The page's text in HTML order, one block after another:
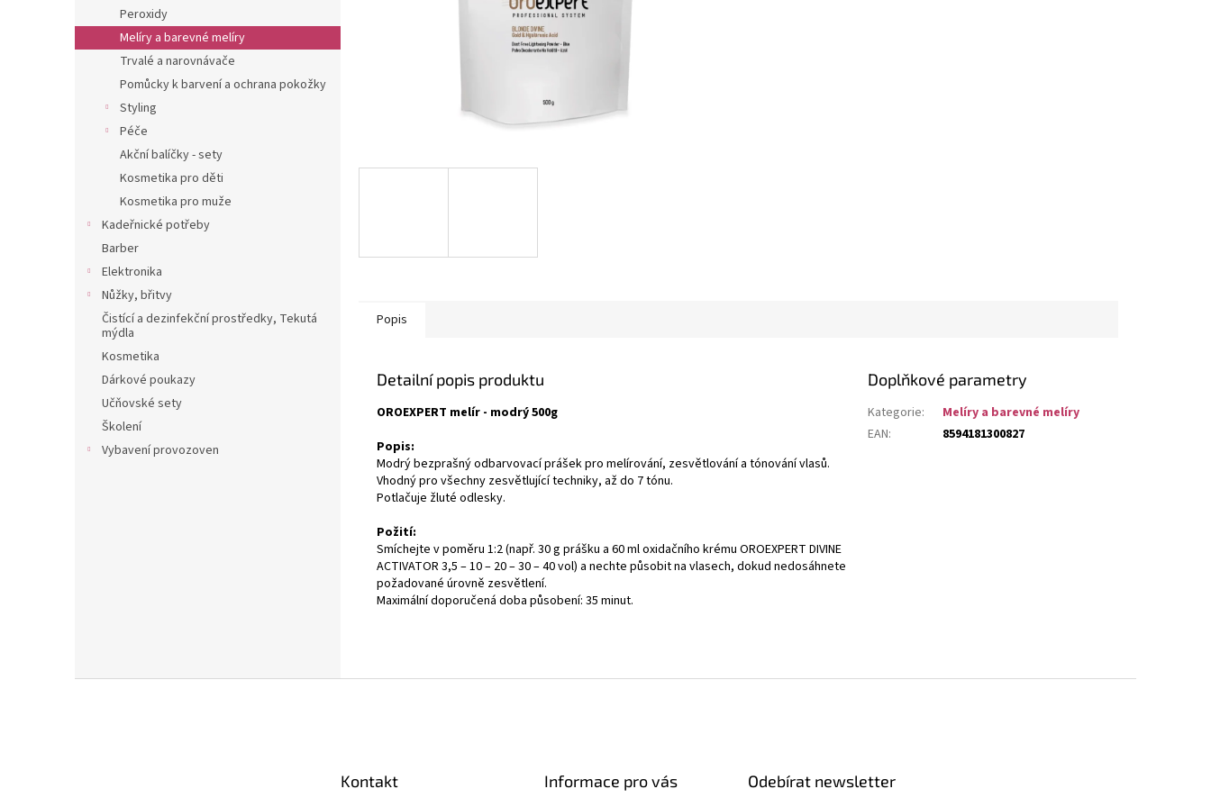
e
l
Peroxidy
Melíry a barevné melíry
Trvalé a narovnávače
Pomůcky k barvení a ochrana pokožky
Styling
Péče
Akční balíčky - sety
Kosmetika pro děti
Kosmetika pro muže
Kadeřnické potřeby
Barber
Elektronika
Nůžky, břitvy
Čistící a dezinfekční prostředky, Tekutá
mýdla
Kosmetika
Dárkové poukazy
Učňovské sety
Školení
Vybavení provozoven
Popis
Detailní popis produktu
OROEXPERT melír - modrý 500g
Popis:
Modrý bezprašný odbarvovací prášek pro melírování, zesvětlování a tónování vlasů.
Vhodný pro všechny zesvětlující techniky, až do 7 tónu.
Potlačuje žluté odlesky.
Požití:
Smíchejte v poměru 1:2 (např. 30 g prášku a 60 ml oxidačního krému OROEXPERT DIVINE
ACTIVATOR 3,5 – 10 – 20 – 30 – 40 vol) a nechte působit na vlasech, dokud nedosáhnete
požadované úrovně zesvětlení.
Maximální doporučená doba působení: 35 minut.
Doplňkové parametry
Kategorie:
Melíry a barevné melíry
EAN: 8594181300827
Kontakt Informace pro vás Odebírat newsletter